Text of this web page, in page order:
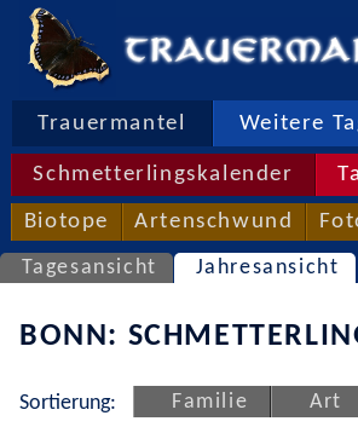
Trauermantel Weitere
Schmetterlingskalender
Biotope Artenschwund
Tagesansicht Jahresansicht
BONN:
Sortierung: Familie Art